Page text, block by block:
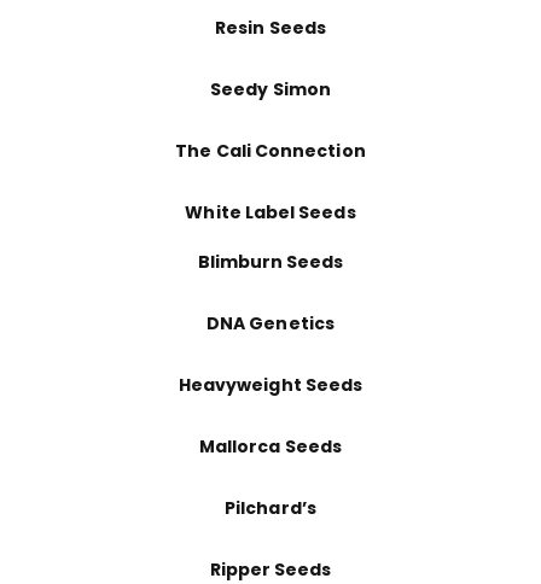
Resin Seeds
Seedy Simon
The Cali Connection
White Label Seeds
Blimburn Seeds
DNA Genetics
Heavyweight Seeds
Mallorca Seeds
Pilchard’s
Ripper Seeds